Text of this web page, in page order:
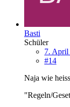
Basti
Schüler
7. April
#14
Naja wie
"Regeln/